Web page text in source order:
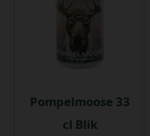
Pompelmoose 33
cl Blik